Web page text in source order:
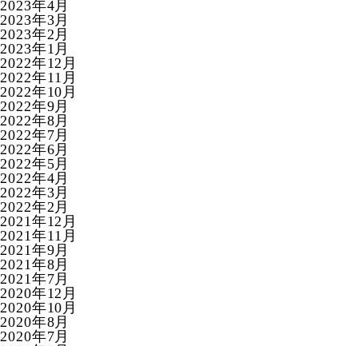
2023年4月
2023年3月
2023年2月
2023年1月
2022年12月
2022年11月
2022年10月
2022年9月
2022年8月
2022年7月
2022年6月
2022年5月
2022年4月
2022年3月
2022年2月
2021年12月
2021年11月
2021年9月
2021年8月
2021年7月
2020年12月
2020年10月
2020年8月
2020年7月